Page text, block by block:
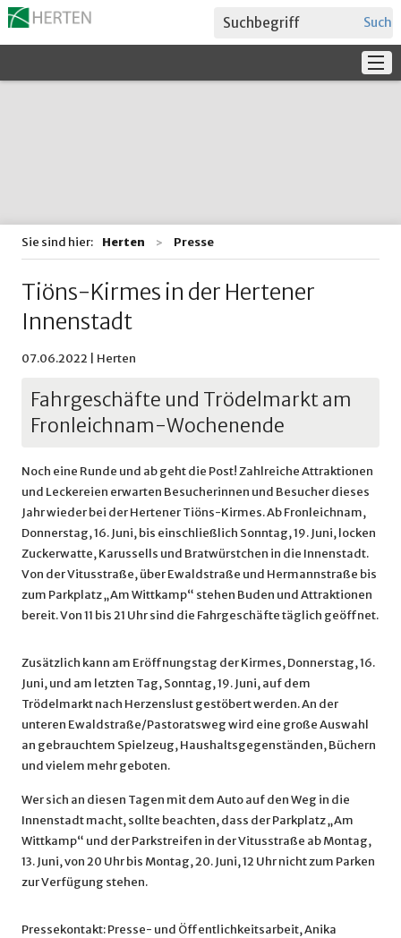
Sie sind hier: Herten Presse
Tiöns-Kirmes in der Hertener
Innenstadt
07.06.2022 | Herten
Fahrgeschäfte und Trödelmarkt am
Fronleichnam-Wochenende
Noch eine Runde und ab geht die Post! Zahlreiche Attraktionen
und Leckereien erwarten Besucherinnen und Besucher dieses
Jahr wieder bei der Hertener Tiöns-Kirmes. Ab Fronleichnam,
Donnerstag, 16. Juni, bis einschließlich Sonntag, 19. Juni, locken
Zuckerwatte, Karussells und Bratwürstchen in die Innenstadt.
Von der Vitusstraße, über Ewaldstraße und Hermannstraße bis
zum Parkplatz „Am Wittkamp“ stehen Buden und Attraktionen
bereit. Von 11 bis 21 Uhr sind die Fahrgeschäfte täglich geöffnet.
Zusätzlich kann am Eröffnungstag der Kirmes, Donnerstag, 16.
Juni, und am letzten Tag, Sonntag, 19. Juni, auf dem
Trödelmarkt nach Herzenslust gestöbert werden. An der
unteren Ewaldstraße/Pastoratsweg wird eine große Auswahl
an gebrauchtem Spielzeug, Haushaltsgegenständen, Büchern
und vielem mehr geboten.
Wer sich an diesen Tagen mit dem Auto auf den Weg in die
Innenstadt macht, sollte beachten, dass der Parkplatz „Am
Wittkamp“ und der Parkstreifen in der Vitusstraße ab Montag,
13. Juni, von 20 Uhr bis Montag, 20. Juni, 12 Uhr nicht zum Parken
zur Verfügung stehen.
Pressekontakt: Presse- und Öffentlichkeitsarbeit, Anika